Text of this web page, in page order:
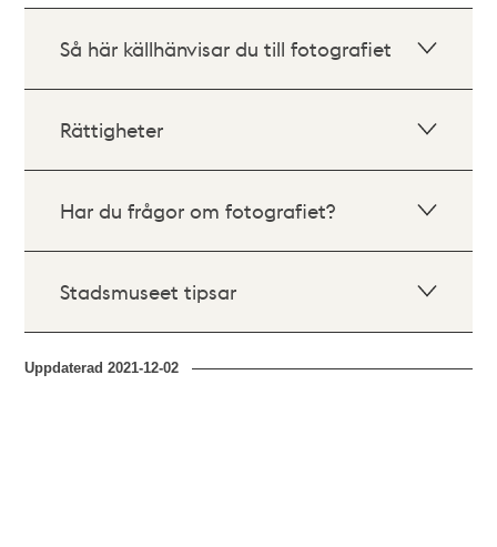
Så här källhänvisar du till fotografiet
Rättigheter
Har du frågor om fotografiet?
Stadsmuseet tipsar
Uppdaterad2021-12-02